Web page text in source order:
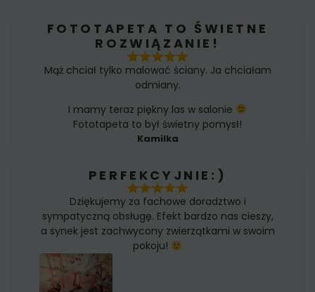
FOTOTAPETA TO ŚWIETNE
ROZWIĄZANIE!
Mąż chciał tylko malować ściany. Ja chciałam
odmiany.
I mamy teraz piękny las w salonie
Fototapeta to był świetny pomysł!
Kamilka
PERFEKCYJNIE:)
Dziękujemy za fachowe doradztwo i
sympatyczną obsługę. Efekt bardzo nas cieszy,
a synek jest zachwycony zwierzątkami w swoim
pokoju!